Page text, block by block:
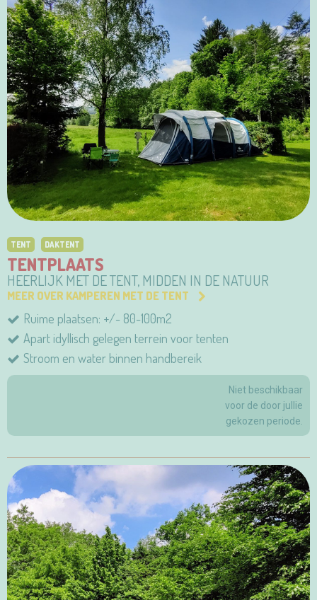
TENT DAKTENT
TENTPLAATS
HEERLIJK MET DE TENT, MIDDEN IN DE NATUUR
MEER OVER KAMPEREN MET DE TENT
Ruime plaatsen: +/- 80-100m2
Apart idyllisch gelegen terrein voor tenten
Stroom en water binnen handbereik
Niet beschikbaar
voor de door jullie
gekozen periode.